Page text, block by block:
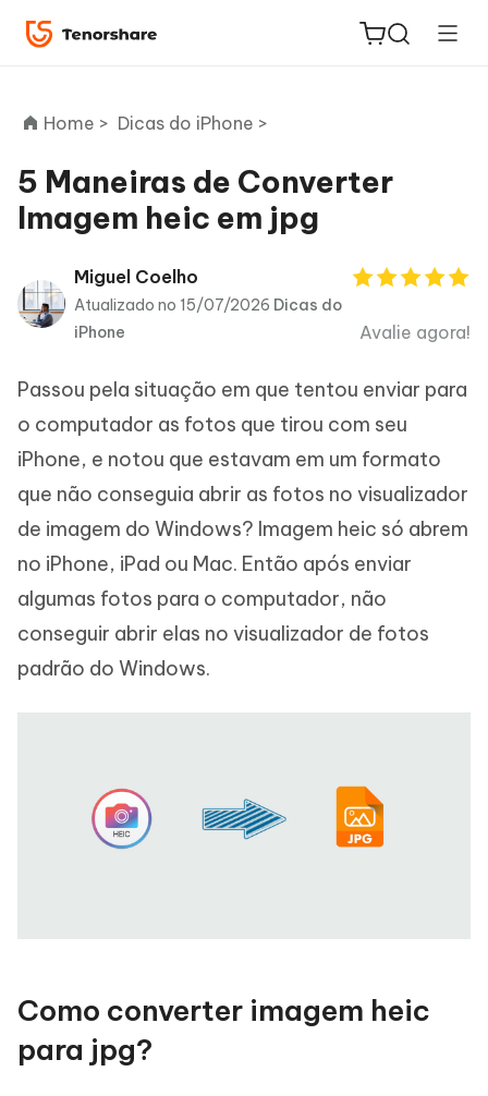
ReiBoot
PDNob
PDF
iAnyGo
Home > Dicas do iPhone >
5 Maneiras de Converter
Imagem heic em jpg
Miguel Coelho
Atualizado no 15/07/2026 Dicas do
iPhone
Avalie agora!
Passou pela situação em que tentou enviar para
o computador as fotos que tirou com seu
iPhone, e notou que estavam em um formato
que não conseguia abrir as fotos no visualizador
de imagem do Windows? Imagem heic só abrem
no iPhone, iPad ou Mac. Então após enviar
algumas fotos para o computador, não
conseguir abrir elas no visualizador de fotos
padrão do Windows.
Como converter imagem heic
para jpg?